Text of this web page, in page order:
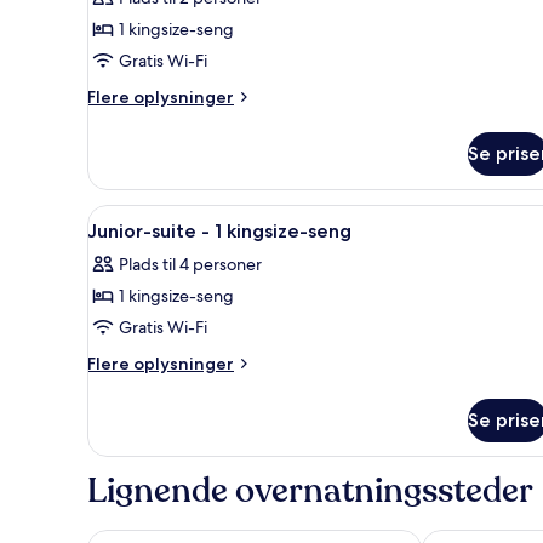
Classic-
værelse
1
1 kingsize-seng
Gratis Wi-Fi
Flere oplysninger
Flere
værelse
1
seng
Se
Indlæs
alle
billeder
af
Junior-
suite
kingsize-
Et moderne soveværelse
16
Junior-suite - 1 kingsize-seng
Plads til 4 personer
1 kingsize-seng
Gratis Wi-Fi
Flere oplysninger
Flere
suite
seng
Se
Lignende overnatningssteder